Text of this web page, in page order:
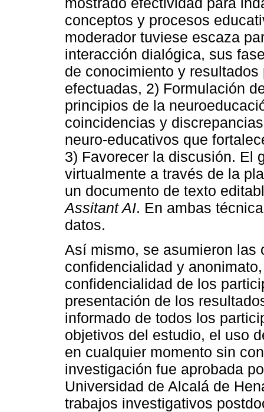
conceptos y procesos
moderador tuviese escaza
interacción dialógica, sus
de conocimiento y
efectuadas, 2) Formulación
principios de la
coincidencias y
neuro-educativos que
3) Favorecer la discusión. El
virtualmente a través de la
un documento de texto
Assitant AI. En ambas
datos.
Así mismo, se asumieron las
confidencialidad y
confidencialidad de los
presentación de los
informado de todos los
objetivos del estudio, el uso
en cualquier momento sin
investigación fue aprobada
Universidad de Alcalá de
trabajos investigativos